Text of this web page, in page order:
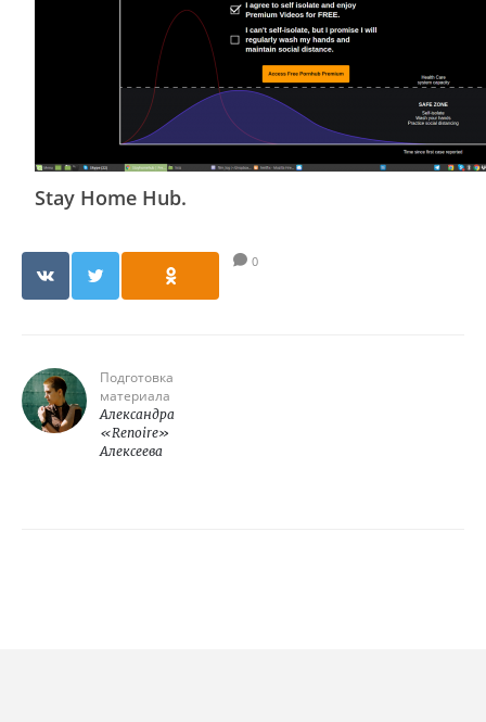
Stay Home Hub.
0
Подготовка
материала
Александра
«Renoire»
Алексеева